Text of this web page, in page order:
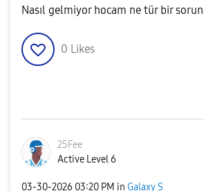
Nasıl gelmiyor hocam ne tür bir
0 Likes
25Fee
Active Level 6
‎03-30-2026 03:20 PM in Galaxy S